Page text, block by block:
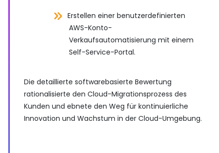
Erstellen einer benutzerdefinierten
AWS-Konto-
Verkaufsautomatisierung mit einem
Self-Service-Portal.
Die detaillierte softwarebasierte Bewertung
rationalisierte den Cloud-Migrationsprozess des
Kunden und ebnete den Weg für kontinuierliche
Innovation und Wachstum in der Cloud-Umgebung.